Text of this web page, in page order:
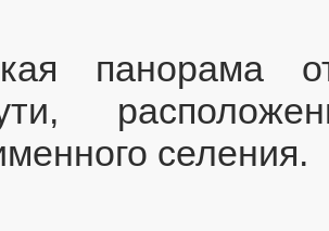
панорама
селения.